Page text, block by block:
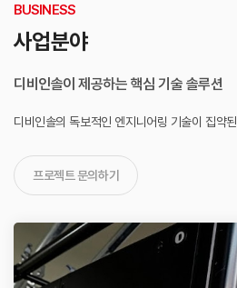
BUSINESS
사업분야
디비인솔이 제공하는 핵심 기술 솔루션
디비인솔의 독보적인 엔지니어링 기술이 집약된
프로젝트 문의하기